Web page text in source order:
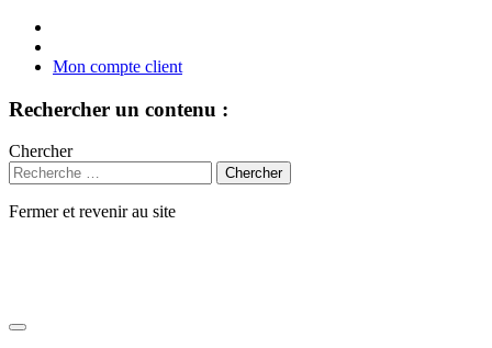
Mon compte client
Rechercher un contenu :
Chercher
Fermer et revenir au site